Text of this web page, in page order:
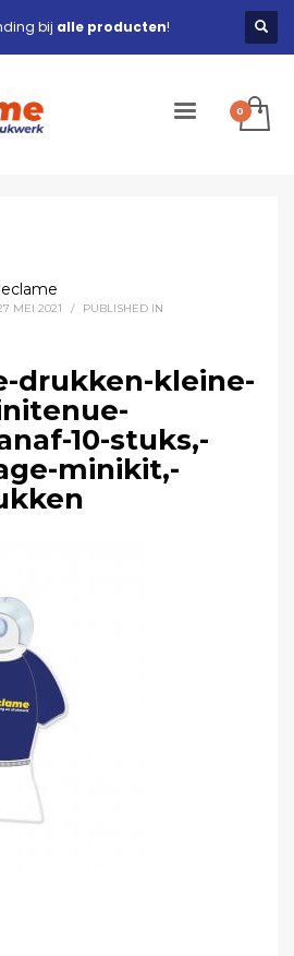
bij alle producten!
MEI 2021 / PUBLISHED IN
drukken-kleine-
10-stuks,-
minikit,-